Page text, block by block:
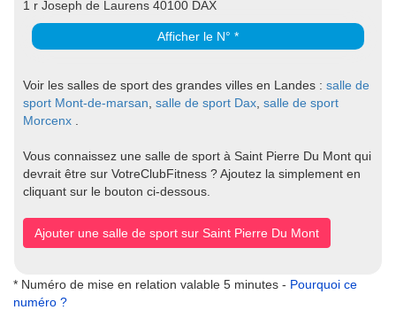
1 r Joseph de Laurens 40100 DAX
Afficher le N° *
Voir les salles de sport des grandes villes en Landes : salle de
sport Mont-de-marsan salle de sport Dax salle de sport
Morcenx
Vous connaissez une salle de sport à Saint Pierre Du Mont qui
devrait être sur VotreClubFitness ? Ajoutez la simplement en
cliquant sur le bouton ci-dessous.
Ajouter une salle de sport sur Saint Pierre Du Mont
* Numéro de mise en relation valable 5 minutes - Pourquoi ce
numéro ?